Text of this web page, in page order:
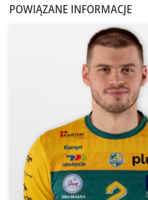
POWIĄZANE INFORMACJE